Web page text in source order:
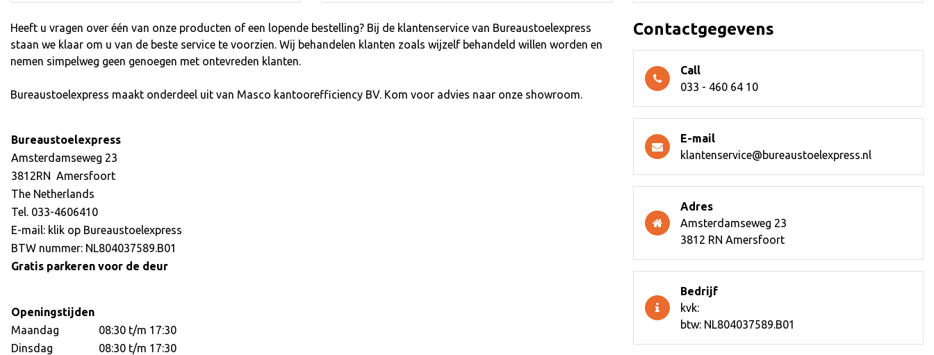
Heeft u vragen over één van onze producten of een lopende bestelling? Bij de klantenservice van Bureaustoelexpress
staan we klaar om u van de beste service te voorzien. Wij behandelen klanten zoals wijzelf behandeld willen worden en
nemen simpelweg geen genoegen met ontevreden klanten.
Bureaustoelexpress maakt onderdeel uit van Masco kantoorefficiency BV. Kom voor advies naar onze showroom.
Bureaustoelexpress
Amsterdamseweg 23
3812RN Amersfoort
The Netherlands
Tel. 033-4606410
E-mail: klik op Bureaustoelexpress
BTW nummer: NL804037589.B01
Gratis parkeren voor de deur
Openingstijden
Maandag
08:30 t/m 17:30
Dinsdag
08:30 t/m 17:30
Contactgegevens
Call
033 - 460 64 10
E-mail
klantenservice@bureaustoelexpress.nl
Adres
Amsterdamseweg 23
3812 RN Amersfoort
Bedrijf
kvk:
btw: NL804037589.B01